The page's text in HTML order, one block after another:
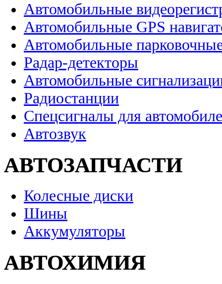
Автомобильные
Автомобильные GPS
Автомобильные
Радар-детекторы
Автомобильные
Радиостанции
Спецсигналы для
Автозвук
АВТОЗАПЧАСТИ
Колесные диски
Шины
Аккумуляторы
АВТОХИМИЯ